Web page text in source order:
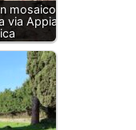
mosaico
via Appia